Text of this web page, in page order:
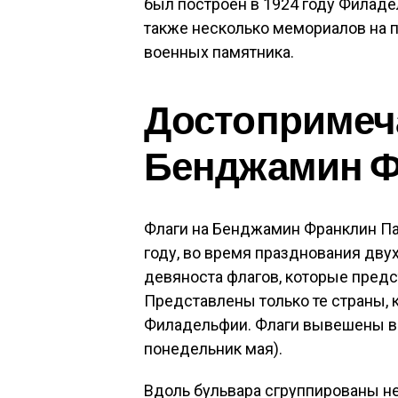
был построен в 1924 году
также несколько мемориалов на
военных памятника.
Бенджамин
Флаги на Бенджамин Франклин
году, во время празднования
девяноста флагов, которые
Представлены только те
Филадельфии. Флаги вывешены
понедельник мая).
Вдоль бульвара сгруппированы